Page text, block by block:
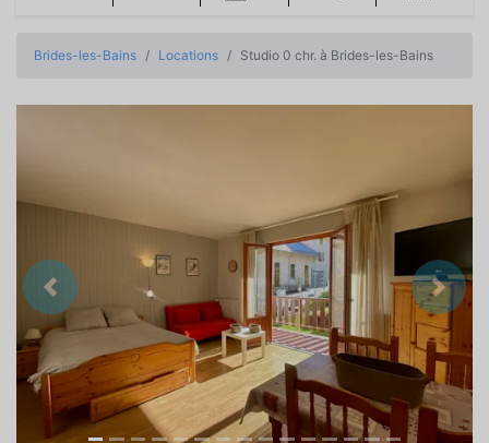
Brides-les-Bains Locations Studio 0 chr. à Brides-les-Bains
Précedent